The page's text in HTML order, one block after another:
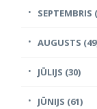
SEPTEMBRIS
AUGUSTS
JŪLIJS (30)
JŪNIJS (61)